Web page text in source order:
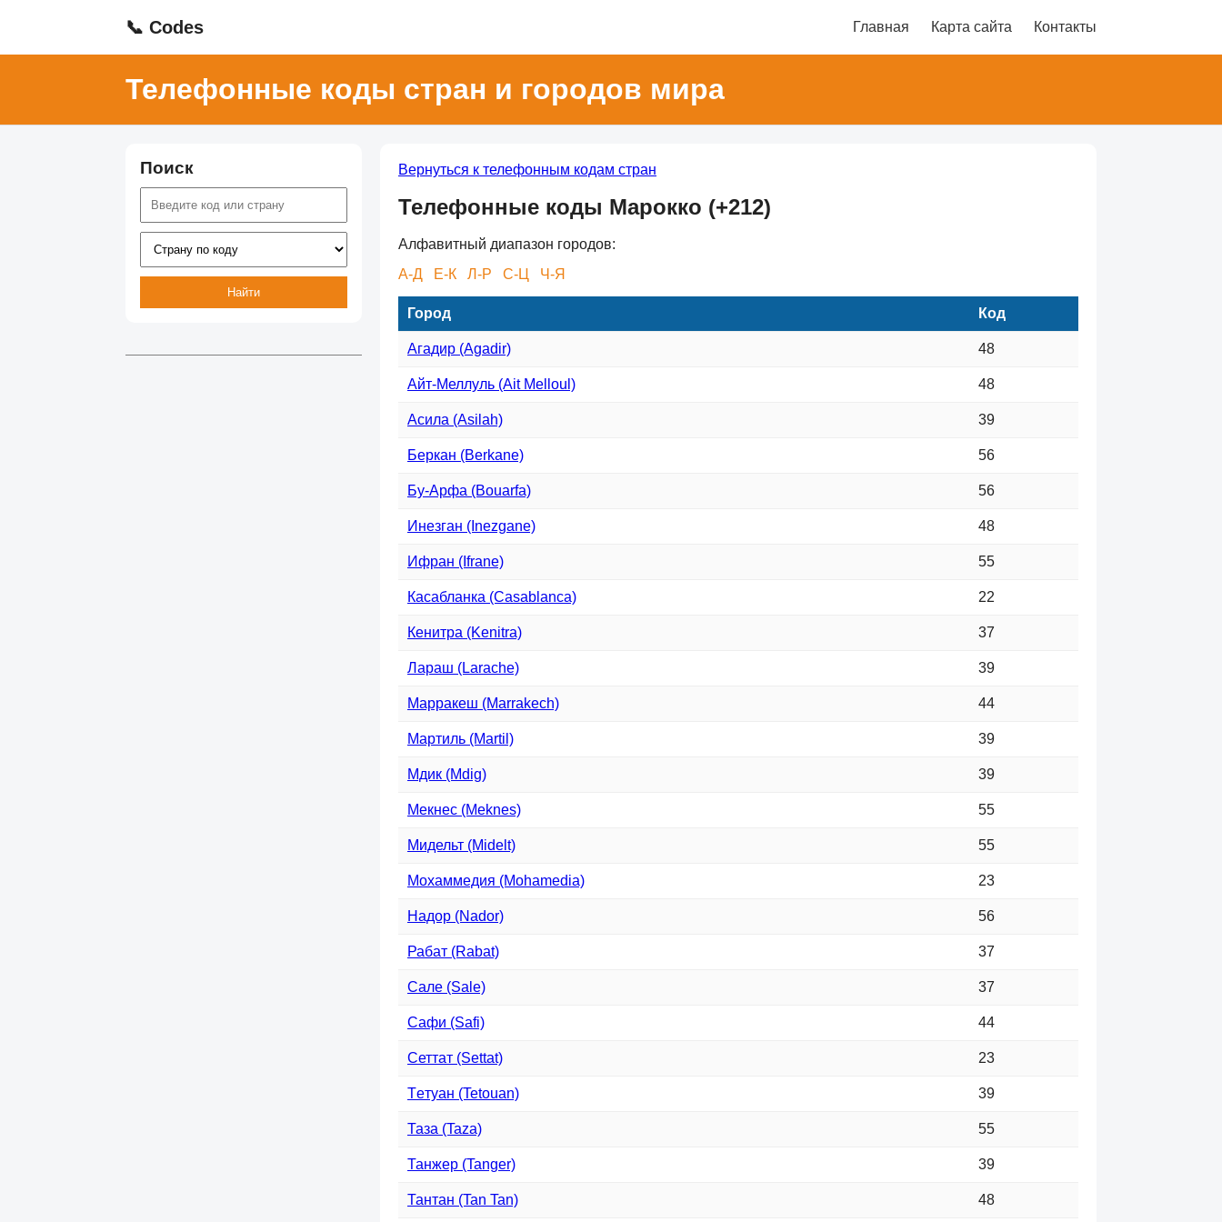
📞 Codes Главная Карта сайта Контакты
Телефонные коды стран и городов мира
Поиск
Найти
Вернуться к телефонным кодам стран
Телефонные коды Марокко (+212)
Алфавитный диапазон городов:
А-Д
Е-К Л-Р С-Ц Ч-Я
Город Код
Агадир (Agadir) 48
Айт-Меллуль (Ait Melloul) 48
Асила (Asilah) 39
Беркан (Berkane) 56
Бу-Арфа (Bouarfa) 56
Инезган (Inezgane) 48
Ифран (Ifrane) 55
Касабланка (Casablanca) 22
Кенитра (Kenitra) 37
Лараш (Larache) 39
Марракеш (Marrakech) 44
Мартиль (Martil) 39
Мдик (Mdig) 39
Мекнес (Meknes) 55
Мидельт (Midelt) 55
Мохаммедия (Mohamedia) 23
Надор (Nador) 56
Рабат (Rabat) 37
Сале (Sale) 37
Сафи (Safi) 44
Сеттат (Settat) 23
Тeтуан (Tetouan) 39
Таза (Taza) 55
Танжер (Tanger) 39
Тантан (Tan Tan) 48